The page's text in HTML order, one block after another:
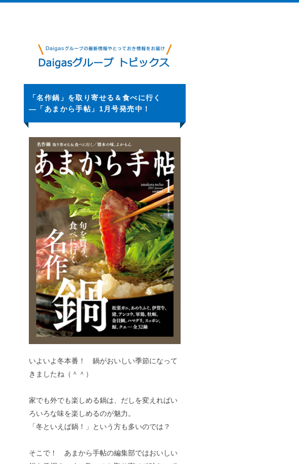
「名作鍋」を取り寄せる＆食べに行く
―「あまから手帖」1月号発売中！
いよいよ冬本番！ 鍋がおいしい季節になって
きましたね（＾＾）
家でも外でも楽しめる鍋は、だしを変えればい
ろいろな味を楽しめるのが魅力。
「冬といえば鍋！」という方も多いのでは？
そこで！ あまから手帖の編集部ではおいしい